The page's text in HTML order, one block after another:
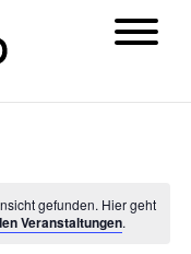
gefunden. Hier geht
Veranstaltungen.